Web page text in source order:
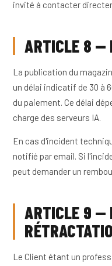
invité à contacter
ARTICLE 8 —
La publication du
un délai indicatif de 30 à
du paiement. Ce délai
charge des serveurs IA.
En cas d'incident
notifié par email. Si
peut demander un
ARTICLE 9 —
Le Client étant un